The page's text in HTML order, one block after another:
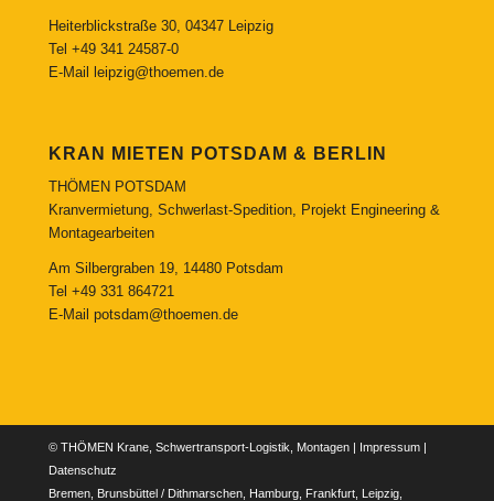
Heiterblickstraße 30, 04347 Leipzig
Tel +49 341 24587-0
E-Mail
leipzig@thoemen.de
KRAN MIETEN POTSDAM & BERLIN
THÖMEN POTSDAM
Kranvermietung, Schwerlast-Spedition, Projekt Engineering &
Montagearbeiten
Am Silbergraben 19, 14480 Potsdam
Tel +49 331 864721
E-Mail potsdam@thoemen.de
© THÖMEN Krane, Schwertransport-Logistik, Montagen | Impressum|
Datenschutz
Bremen, Brunsbüttel / Dithmarschen, Hamburg, Frankfurt, Leipzig,